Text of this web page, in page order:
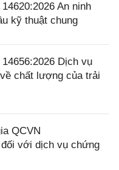
An ninh
kỹ thuật chung
Dịch vụ
chất lượng của trải
QCVN
với dịch vụ chứng